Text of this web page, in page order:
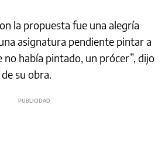
la propuesta fue una alegría
asignatura pendiente pintar a
no había pintado, un prócer”, dijo
su obra.